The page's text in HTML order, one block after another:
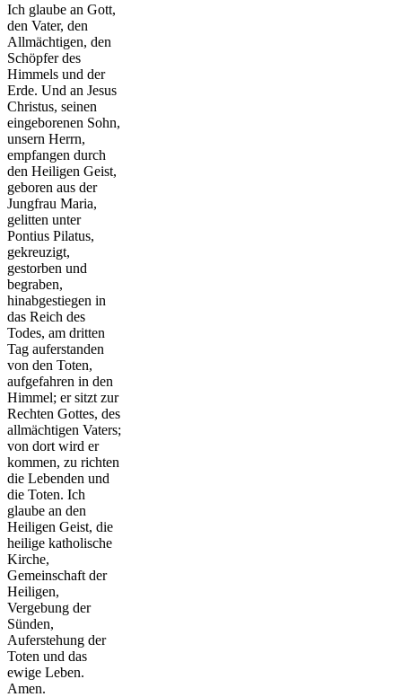
Ich glaube an Gott,
den Vater, den
Allmächtigen, den
Schöpfer des
Himmels und der
Erde. Und an Jesus
Christus, seinen
eingeborenen Sohn,
unsern Herrn,
empfangen durch
den Heiligen Geist,
geboren aus der
Jungfrau Maria,
gelitten unter
Pontius Pilatus,
gekreuzigt,
gestorben und
begraben,
hinabgestiegen in
das Reich des
Todes, am dritten
Tag auferstanden
von den Toten,
aufgefahren in den
Himmel; er sitzt zur
Rechten Gottes, des
allmächtigen Vaters;
von dort wird er
kommen, zu richten
die Lebenden und
die Toten. Ich
glaube an den
Heiligen Geist, die
heilige katholische
Kirche,
Gemeinschaft der
Heiligen,
Vergebung der
Sünden,
Auferstehung der
Toten und das
ewige Leben.
Amen.